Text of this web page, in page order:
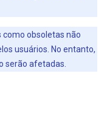
como obsoletas não
usuários. No entanto,
serão afetadas.